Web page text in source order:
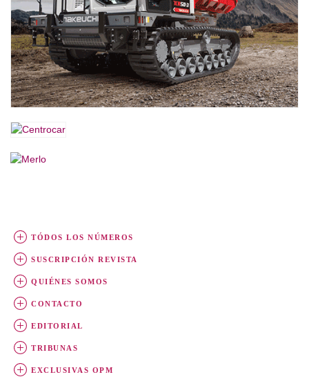
TÓDOS LOS NÚMEROS
SUSCRIPCIÓN REVISTA
QUIÉNES SOMOS
CONTACTO
EDITORIAL
TRIBUNAS
EXCLUSIVAS OPM